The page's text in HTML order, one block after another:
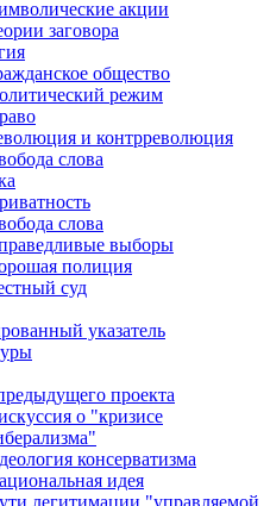
акции
заговора
общество
режим
и контрреволюция
слова
слова
выборы
полиция
суд
указатель
проекта
о "кризисе
консерватизма
идея
легитимации "управляемой